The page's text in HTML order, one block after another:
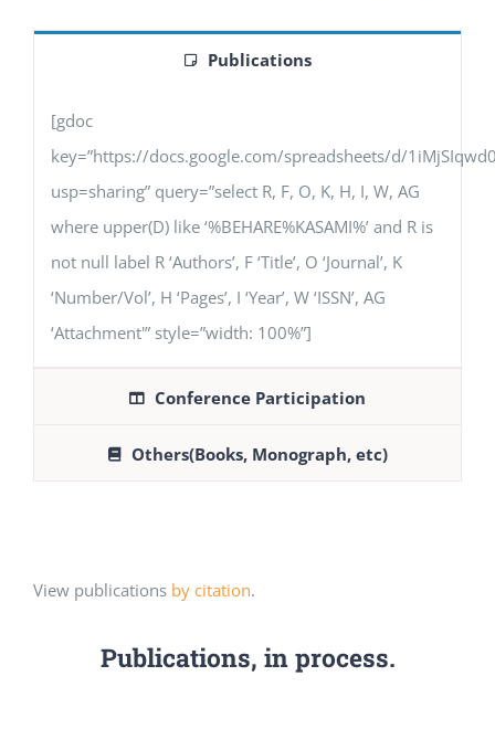
Publications
[gdoc
key=”https://docs.google.com/spreadsheets/d/
usp=sharing” query=”select R, F, O, K, H, I, W, AG
where upper(D) like ‘%BEHARE%KASAMI%’ and R is
not null label R ‘Authors’, F ‘Title’, O ‘Journal’, K
‘Number/Vol’, H ‘Pages’, I ‘Year’, W ‘ISSN’, AG
‘Attachment'” style=”width: 100%”]
Conference Participation
Others(Books, Monograph, etc)
View publications by citation.
Publications, in process.